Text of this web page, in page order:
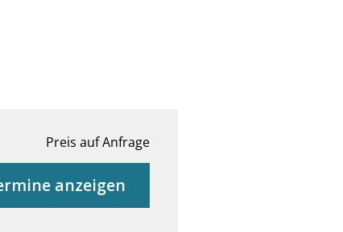
Preis auf Anfrage
anzeigen